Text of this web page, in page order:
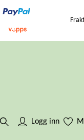
Logg inn